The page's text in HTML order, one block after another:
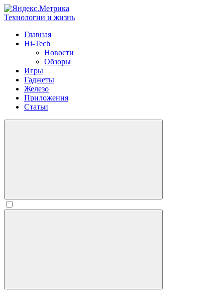
Технологии и жизнь
Главная
Hi-Tech
Новости
Обзоры
Игры
Гаджеты
Железо
Приложения
Статьи